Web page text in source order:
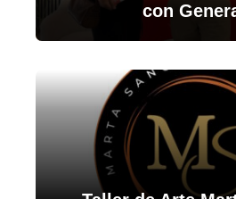
con